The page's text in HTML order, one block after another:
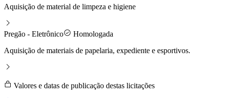
Aquisição de material de limpeza e higiene
Pregão - Eletrônico
Homologada
Aquisição de materiais de papelaria, expediente e esportivos.
Valores e datas de publicação destas licitações